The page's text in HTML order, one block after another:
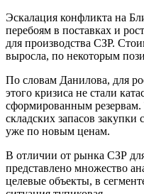
Эскалация конфликта на
перебоям в поставках и
для производства СЗР.
выросла, по некоторым
По словам Данилова, для
этого кризиса не стали
сформированным
складских запасов
уже по новым ценам.
В отличии от рынка СЗР
представлено множество
целевые объекты, в